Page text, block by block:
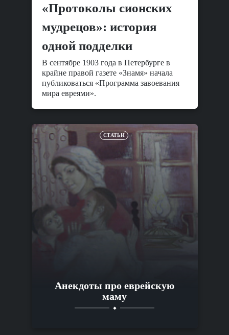
«Протоколы сионских
мудрецов»: история
одной подделки
В сентябре 1903 года в Петербурге в
крайне правой газете «Знамя» начала
публиковаться «Программа завоевания
мира евреями».
СТАТЬИ
Анекдоты про еврейскую
маму